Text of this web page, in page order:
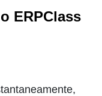
ERPClass